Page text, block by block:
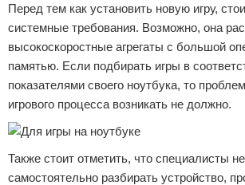
Перед тем как установить новую игру,
системные требования. Возможно, она
высокоскоростные агрегаты с большой
памятью. Если подбирать игры в
показателями своего ноутбука, то
игрового процесса возникать не должно.
Также стоит отметить, что специалисты
самостоятельно разбирать устройство,